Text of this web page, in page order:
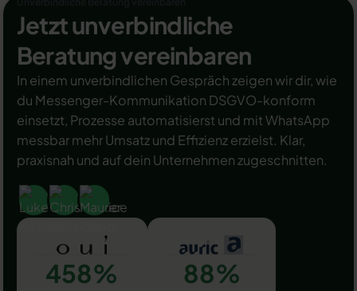
Jetzt unverbindliche
Beratung vereinbaren
In einem unverbindlichen Gespräch zeigen wir dir, wie
du Messenger-Kommunikation DSGVO-konform
einsetzt, Prozesse automatisierst und mit WhatsApp
messbar mehr Umsatz und Effizienz erzielst. Klar,
praxisnah und auf dein Unternehmen zugeschnitten.
458% 88%